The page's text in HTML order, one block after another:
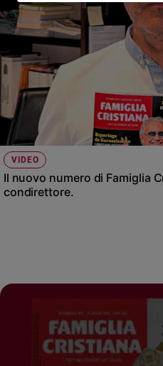
VIDEO
Il nuovo numero di Famiglia
condirettore.